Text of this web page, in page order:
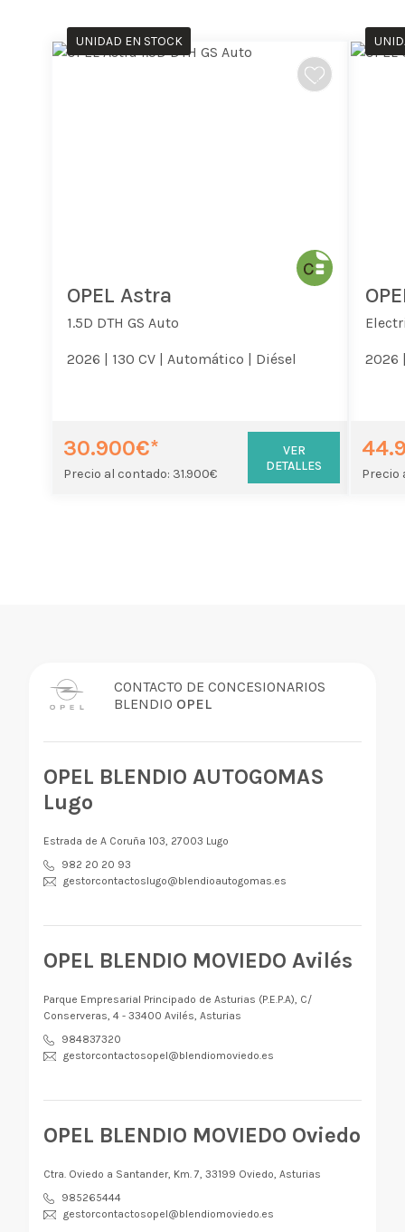
UNIDAD EN STOCK
OPEL Astra
1.5D DTH GS Auto
2026 | 130 CV | Automático | Diésel
30.900€*
Precio al contado: 31.900€
VER
DETALLES
2026
Precio
CONTACTO DE CONCESIONARIOS
BLENDIO OPEL
OPEL BLENDIO AUTOGOMAS
Lugo
Estrada de A Coruña 103, 27003 Lugo
982 20 20 93
gestorcontactoslugo@blendioautogomas.es
OPEL BLENDIO MOVIEDO Avilés
Parque Empresarial Principado de Asturias (P.E.P.A), C/
Conserveras, 4 - 33400 Avilés, Asturias
984837320
gestorcontactosopel@blendiomoviedo.es
OPEL BLENDIO MOVIEDO Oviedo
Ctra. Oviedo a Santander, Km. 7, 33199 Oviedo, Asturias
985265444
gestorcontactosopel@blendiomoviedo.es